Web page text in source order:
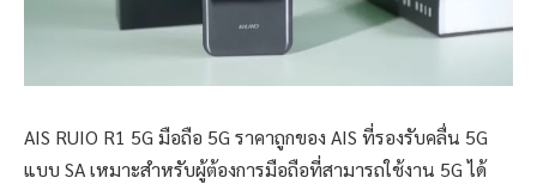
AIS RUIO R1 5G มือถือ 5G ราคาถูกของ AIS ที่รองรับคลื่น 5G
แบบ SA เหมาะสำหรับผู้ต้องการมือถือที่สามารถใช้งาน 5G ได้